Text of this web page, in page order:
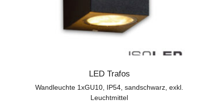
LED Trafos
Wandleuchte 1xGU10, IP54, sandschwarz, exkl.
Leuchtmittel